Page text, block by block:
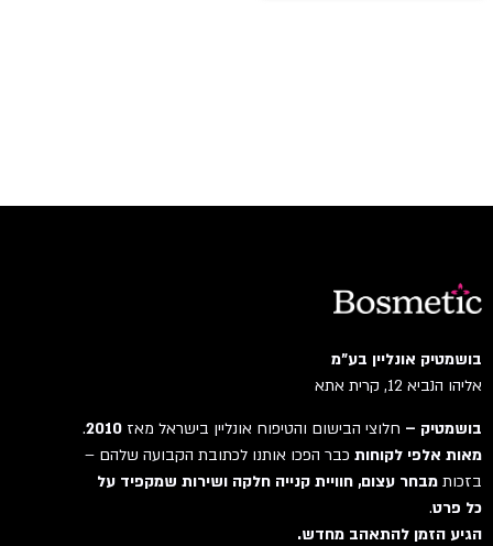
Hugo Boss
issey miyake
Jaguar
Jean Paul Gaultier
Jennifer Lopez
JENNY GLOW
JEROBOAM
בושמטיק אונליין בע"מ
אליהו הנביא 12, קרית אתא
בושמטיק –חלוצי הבישום והטיפוח אונליין בישראל מאז2010
.
מאות אלפי לקוחותכבר הפכו אותנו לכתובת הקבועה שלהם –
בזכותמבחר עצום, חוויית קנייה חלקה ושירות שמקפיד על
כל פרט.
הגיע הזמן להתאהב מחדש.